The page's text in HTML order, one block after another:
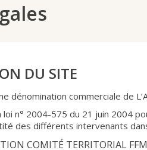
DU SITE
dénomination commerciale de
loi n° 2004-575 du 21 juin 2004
des différents intervenants
COMITÉ TERRITORIAL